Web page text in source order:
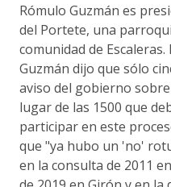
Rómulo Guzmán es
del Portete, una
comunidad de
Guzmán dijo que sólo
aviso del gobierno
lugar de las 1500 que
participar en este
que "ya hubo un 'no'
en la consulta de 2011